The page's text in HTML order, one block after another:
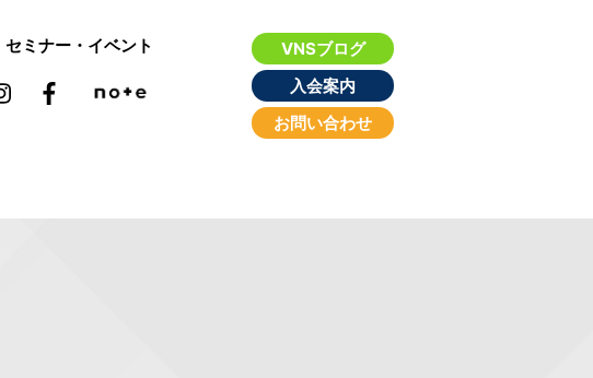
ミナー・イベント
VNSブログ
入会案内
お問い合わせ